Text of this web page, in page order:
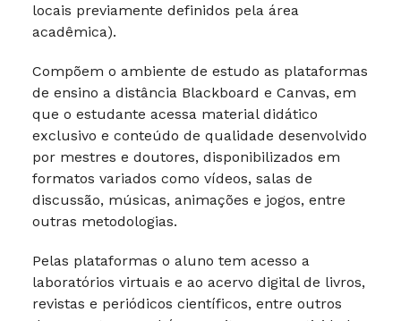
locais previamente definidos pela área
acadêmica).
Compõem o ambiente de estudo as plataformas
de ensino a distância Blackboard e Canvas, em
que o estudante acessa material didático
exclusivo e conteúdo de qualidade desenvolvido
por mestres e doutores, disponibilizados em
formatos variados como vídeos, salas de
discussão, músicas, animações e jogos, entre
outras metodologias.
Pelas plataformas o aluno tem acesso a
laboratórios virtuais e ao acervo digital de livros,
revistas e periódicos científicos, entre outros